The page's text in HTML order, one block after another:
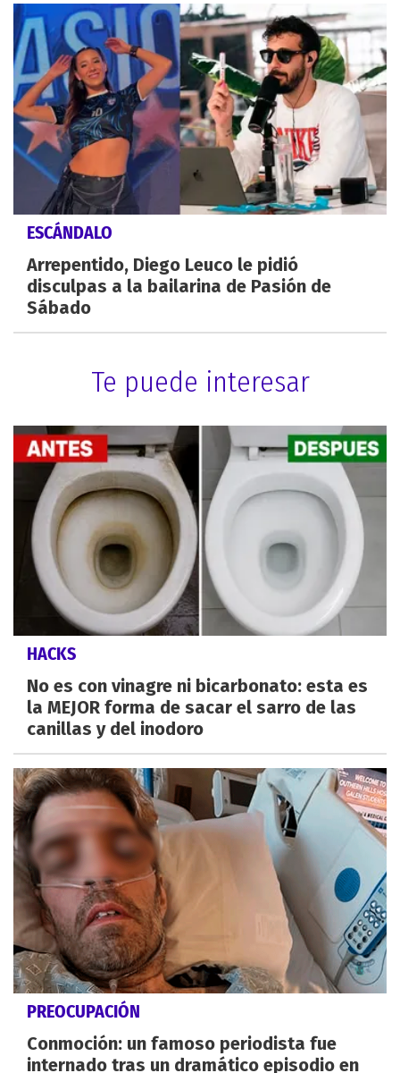
ESCÁNDALO
Arrepentido, Diego Leuco le pidió
disculpas a la bailarina de Pasión de
Sábado
Te puede interesar
HACKS
No es con vinagre ni bicarbonato: esta es
la MEJOR forma de sacar el sarro de las
canillas y del inodoro
PREOCUPACIÓN
Conmoción: un famoso periodista fue
internado tras un dramático episodio en